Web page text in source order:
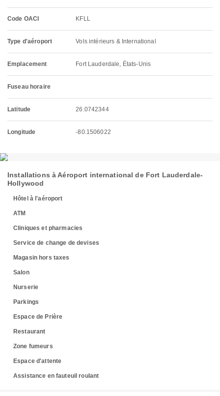
Code OACI KFLL
Type d'aéroport Vols intérieurs & International
Emplacement Fort Lauderdale, États-Unis
Fuseau horaire
Latitude 26.0742344
Longitude -80.1506022
Installations à Aéroport international de Fort Lauderdale-
Hollywood
Hôtel à l'aéroport
ATM
Cliniques et pharmacies
Service de change de devises
Magasin hors taxes
Salon
Nurserie
Parkings
Espace de Prière
Restaurant
Zone fumeurs
Espace d'attente
Assistance en fauteuil roulant